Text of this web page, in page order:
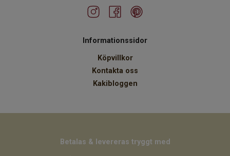
Informationssidor
Köpvillkor
Kontakta oss
Kakibloggen
Betalas & levereras tryggt med